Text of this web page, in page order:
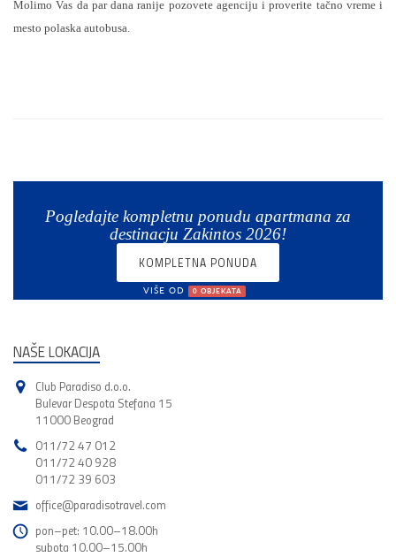
Molimo Vas da par dana ranije pozovete agenciju i proverite tačno vreme i
mesto polaska autobusa.
Pogledajte kompletnu ponudu apartmana za
destinacju Zakintos 2026!
KOMPLETNA PONUDA
VIŠE OD 0 OBJEKATA
NAŠE LOKACIJA
Club Paradiso d.o.o.
Bulevar Despota Stefana 15
11000 Beograd
011/72 47 012
011/72 40 928
011/72 39 603
office@paradisotravel.com
pon–pet: 10.00–18.00h
subota 10.00–15.00h